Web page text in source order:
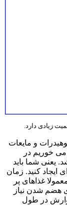
زیادی دارد.
و مایعات
خوریم در
یعنی شما باید
ایجاد کنید. زمان
غذاهای پر
هضم شدن نیاز
در طول